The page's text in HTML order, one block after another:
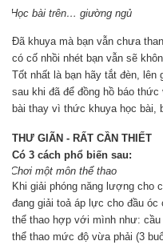
Học bài trên… giường ngủ
Đã khuya mà bạn vẫn chưa
có cố nhồi nhét bạn vẫn sẽ
Tốt nhất là bạn hãy tắt đèn, lên
sau khi đã để đồng hồ báo
bài thay vì thức khuya học bài,
THƯ GIÃN - RẤT CẦN THIẾT
Có 3 cách phổ biến sau:
Chơi một môn thể thao
Khi giải phóng năng lượng cho
đang giải toả áp lực cho đầu
thể thao hợp với mình như:
thể thao mức độ vừa phải (3